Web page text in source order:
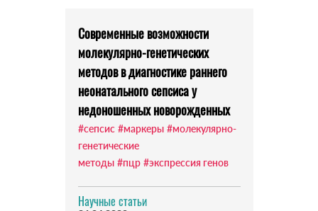
Современные возможности
молекулярно-генетических
методов в диагностике раннего
неонатального сепсиса у
недоношенных новорожденных
#сепсис #маркеры #молекулярно-
генетические
методы #пцр #экспрессия генов
Научные статьи